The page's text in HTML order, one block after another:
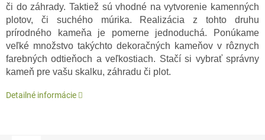
či do záhrady. Taktiež sú vhodné na vytvorenie kamenných
plotov, či suchého múrika. Realizácia z tohto druhu
prírodného kameňa je pomerne jednoduchá. Ponúkame
veľké množstvo takýchto dekoračných kameňov v rôznych
farebných odtieňoch a veľkostiach. Stačí si vybrať správny
kameň pre vašu skalku, záhradu či plot.
Detailné informácie